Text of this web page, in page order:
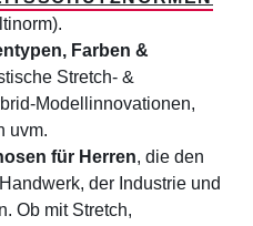
Farben &
Stretch- &
Modellinnovationen,
uvm.
für Herren, die den
der Industrie und
Ob mit Stretch,